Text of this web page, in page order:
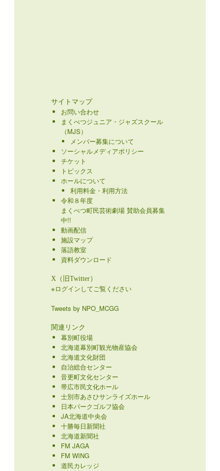
サイトマップ
お問い合わせ
まくべつジュニア・ジャズスクール
（MJS）
メンバー募集について
ソーシャルメディアポリシー
チケット
トピックス
ホールについて
利用料金・利用方法
令和８年度
まくべつ町民芸術劇場 賛助会員募集
中!!
動画配信
施設マップ
落語教室
資料ダウンロード
X（旧Twitter）
※ログインしてご覧ください
Tweets by NPO_MCGG
関連リンク
幕別町役場
北海道幕別町観光物産協会
北海道文化財団
自治総合センター
音更町文化センター
帯広市民文化ホール
士別市あさひサンライズホール
日本パークゴルフ協会
JA北海道中央会
十勝毎日新聞社
北海道新聞社
FM JAGA
FM WING
道民カレッジ